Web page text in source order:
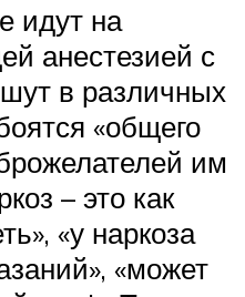
идут на
анестезией с
в различных
«общего
им
– это как
«у наркоза
«может